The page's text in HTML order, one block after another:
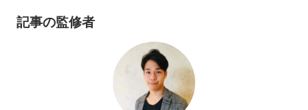
記事の監修者